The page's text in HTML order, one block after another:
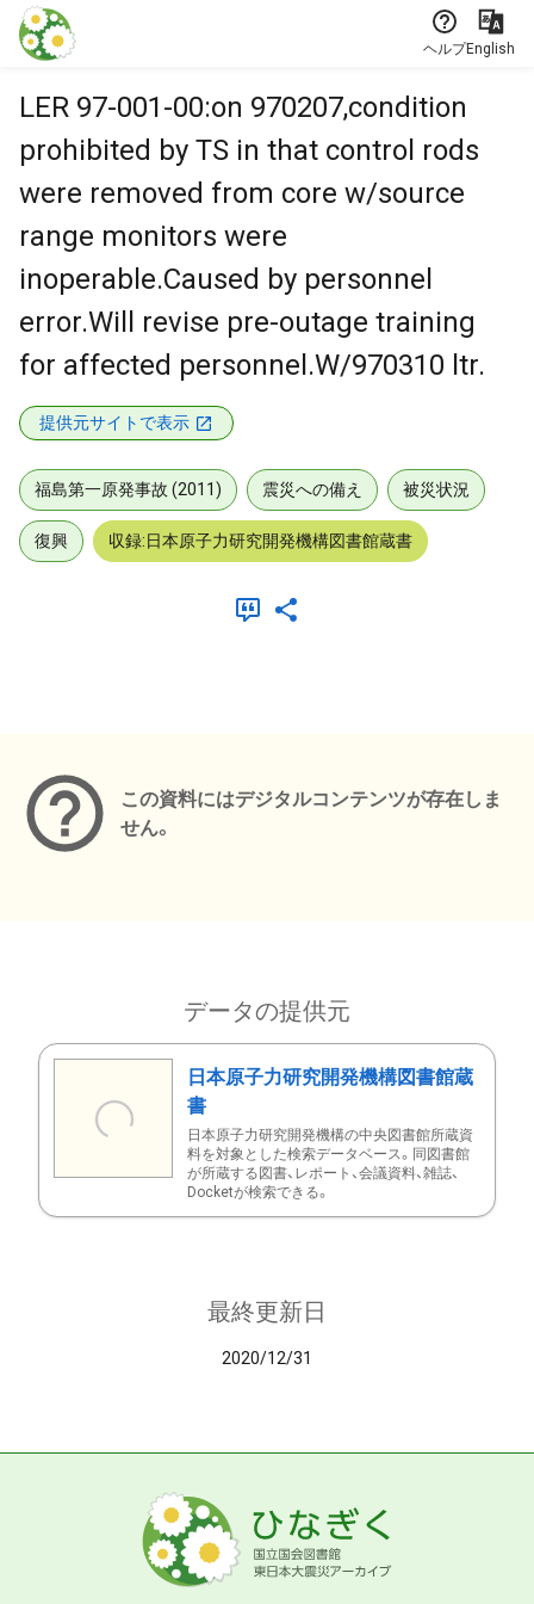
本文に飛ぶ
ヘルプEnglish
LER 97-001-00:on 970207,condition
prohibited by TS in that control rods
were removed from core w/source
range monitors were
inoperable.Caused by personnel
error.Will revise pre-outage training
for affected personnel.W/970310 ltr.
提供元サイトで表示
福島第一原発事故 (2011) 震災への備え 被災状況
復興 収録:日本原子力研究開発機構図書館蔵書
この資料にはデジタルコンテンツが存在しま
せん。
データの提供元
日本原子力研究開発機構図書館蔵
書
日本原子力研究開発機構の中央図書館所蔵資
料を対象とした検索データベース。同図書館
が所蔵する図書、レポート、会議資料、雑誌、
Docketが検索できる。
最終更新日
2020/12/31